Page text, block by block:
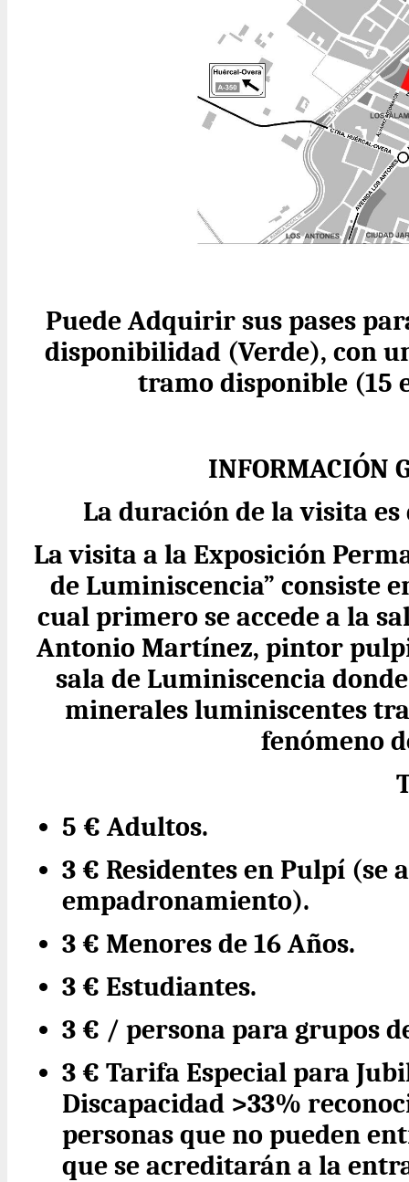
Puede Adquirir sus pases
disponibilidad (Verde), con
tramo disponible (15
INFORMACIÓN
La duración de la visita
La visita a la Exposición
de Luminiscencia” consiste
cual primero se accede a la
Antonio Martínez, pintor
sala de Luminiscencia
minerales luminiscentes
fenómeno
5 € Adultos.
3 € Residentes en Pulpí (se
empadronamiento).
3 € Menores de 16 Años.
3 € Estudiantes.
3 € / persona para grupos
3 € Tarifa Especial para
Discapacidad >33%
personas que no pueden
que se acreditarán a la